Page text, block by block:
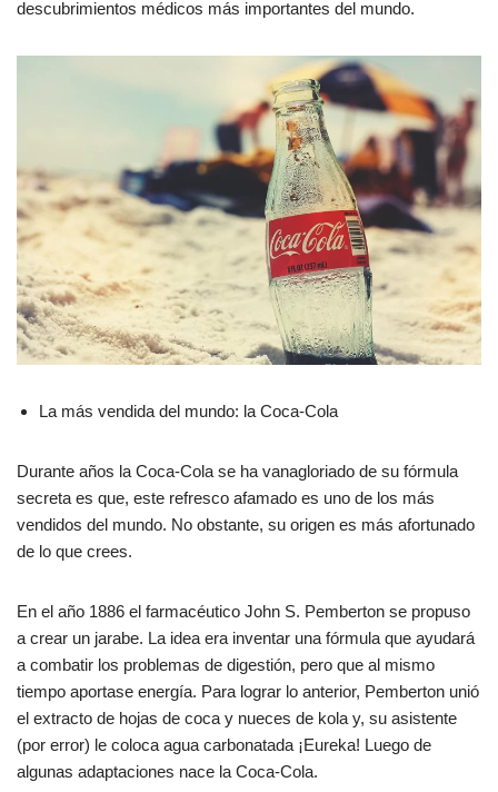
descubrimientos médicos más importantes del mundo.
La más vendida del mundo: la Coca-Cola
Durante años la Coca-Cola se ha vanagloriado de su fórmula
secreta es que, este refresco afamado es uno de los más
vendidos del mundo. No obstante, su origen es más afortunado
de lo que crees.
En el año 1886 el farmacéutico John S. Pemberton se propuso
a crear un jarabe. La idea era inventar una fórmula que ayudará
a combatir los problemas de digestión, pero que al mismo
tiempo aportase energía. Para lograr lo anterior, Pemberton unió
el extracto de hojas de coca y nueces de kola y, su asistente
(por error) le coloca agua carbonatada ¡Eureka! Luego de
algunas adaptaciones nace la Coca-Cola.